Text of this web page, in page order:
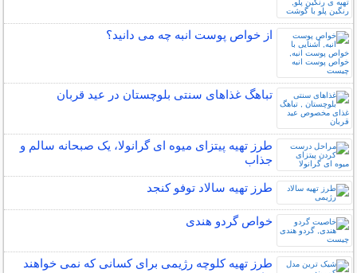
از خواص پوست انبه چه می دانید؟
تباهگ غذاهای سنتی بلوچستان در عید قربان
طرز تهیه پیتزای میوه ای گرانولا، یک صبحانه سالم و
جذاب
طرز تهیه سالاد توفو کنجد
خواص گردو هندی
طرز تهیه کلوچه رژیمی برای کسانی که نمی خواهند